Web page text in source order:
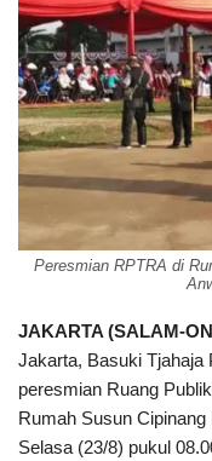
Peresmian RPTRA di
JAKARTA (SALAM-
Jakarta, Basuki Tjahaja
peresmian Ruang
Rumah Susun
Selasa (23/8) pukul